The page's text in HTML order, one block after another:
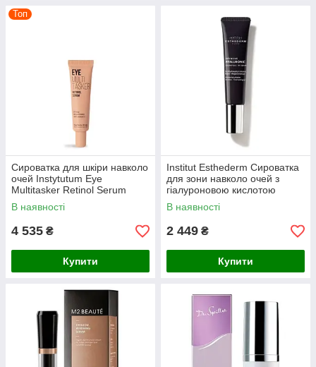
Топ
Сироватка для шкіри навколо
очей Instytutum Eye
Multitasker Retinol Serum
В наявності
4 535 ₴
Купити
Institut Esthederm Сироватка
для зони навколо очей з
гіалуроновою кислотою
Intensive Hyaluronic Eye
Contour
В наявності
2 449 ₴
Купити